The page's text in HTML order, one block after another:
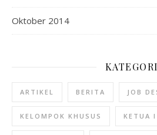
Oktober 2014
KATEGORI
ARTIKEL BERITA JOB
KELOMPOK KHUSUS KETUA I